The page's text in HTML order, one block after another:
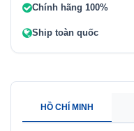
Chính hãng 100%
Ship toàn quốc
HỒ CHÍ MINH